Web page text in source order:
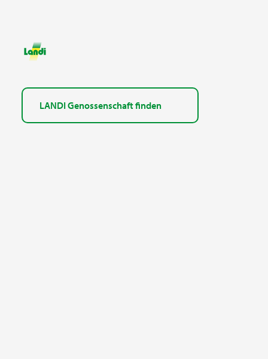
LANDI Genossenschaft finden